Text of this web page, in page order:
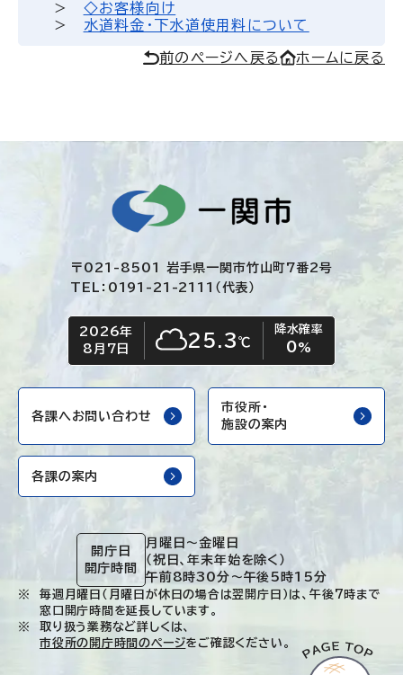
◇お客様向け
水道料金・下水道使用料について
前のページへ戻る ホームに戻る
〒021-8501 岩手県一関市竹山町7番2号
TEL：0191-21-2111（代表）
今日の日付
2026年
8月7日
今日の天気
くもり25.3℃
降水確率
0%
各課へお問い合わせ
市役所・
施設の案内
各課の案内
開庁日
開庁時間
月曜日～金曜日
（祝日、年末年始を除く）
午前8時30分～午後5時15分
毎週月曜日（月曜日が休日の場合は翌開庁日）は、午後7時まで
窓口開庁時間を延長しています。
取り扱う業務など詳しくは、
市役所の開庁時間のページをご確認ください。